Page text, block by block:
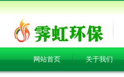
网站首页 关于我们